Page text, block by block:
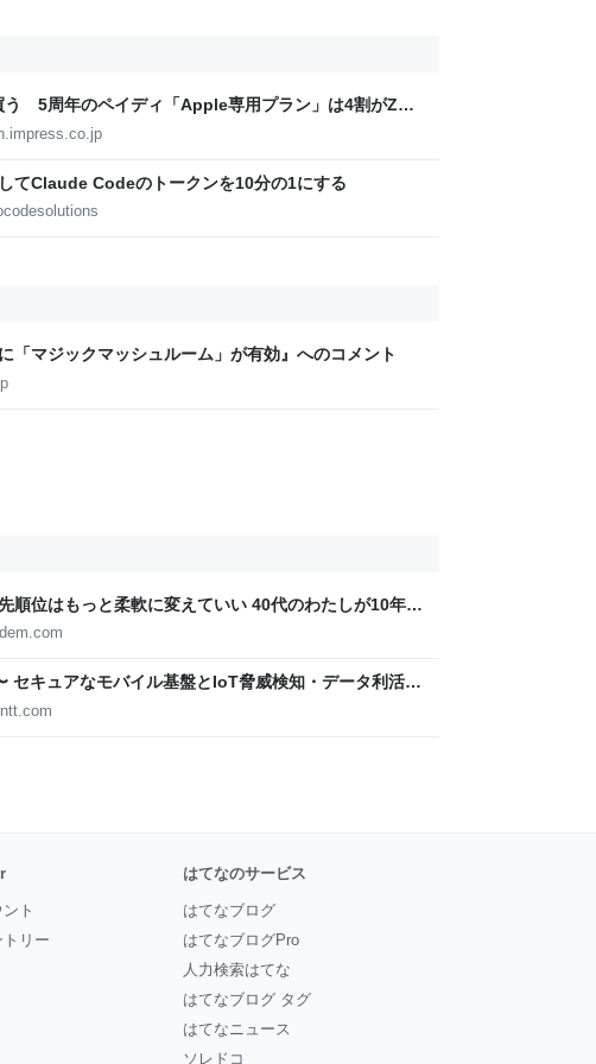
5周年のペイディ「Apple専用プラン」は4割がZ世
てClaude Codeのトークンを10分の1にする
「マジックマッシュルーム」が有効』へのコメント
順位はもっと柔軟に変えていい 40代のわたしが10年後
りっすん by イーアイデム
キュアなモバイル基盤とIoT脅威検知・データ利活用
docomo Business Engineers' Blog
ト
リー
はてなのサービス
はてなブログ
はてなブログPro
人力検索はてな
はてなブログ タグ
はてなニュース
ソレドコ